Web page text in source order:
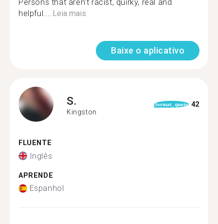
Persons that aren't racist, quirky, real and
helpful....Leia mais
Baixe o aplicativo
S.
Kingston
format_quote 42
FLUENTE
Inglês
APRENDE
Espanhol